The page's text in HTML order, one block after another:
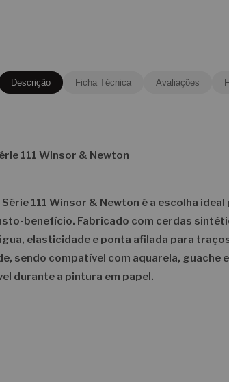
Descrição Ficha Técnica Avaliações
111 Winsor & Newton
111 Winsor & Newton é a escolha
benefício. Fabricado com cerdas
elasticidade e ponta afilada para
sendo compatível com aquarela,
durante a pintura em papel.